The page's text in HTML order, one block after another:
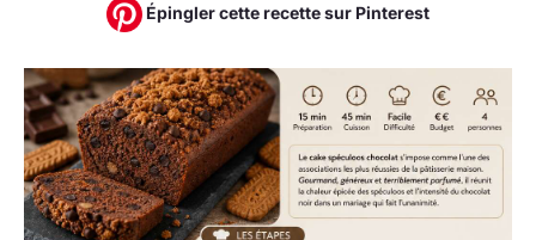
Épingler cette recette sur Pinterest